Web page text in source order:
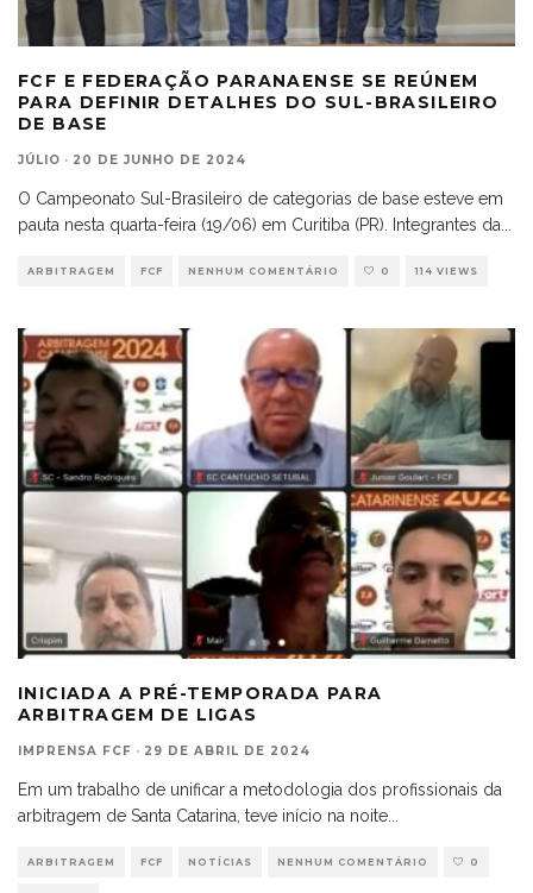
FCF E FEDERAÇÃO PARANAENSE SE REÚNEM
PARA DEFINIR DETALHES DO SUL-BRASILEIRO
DE BASE
JÚLIO · 20 DE JUNHO DE 2024
O Campeonato Sul-Brasileiro de categorias de base esteve em
pauta nesta quarta-feira (19/06) em Curitiba (PR). Integrantes da
ARBITRAGEM FCF NENHUM COMENTÁRIO 0 114 VIEWS
INICIADA A PRÉ-TEMPORADA PARA
ARBITRAGEM DE LIGAS
IMPRENSA FCF · 29 DE ABRIL DE 2024
Em um trabalho de unificar a metodologia dos profissionais da
arbitragem de Santa Catarina, teve início na noite...
ARBITRAGEM FCF NOTÍCIAS NENHUM COMENTÁRIO 0